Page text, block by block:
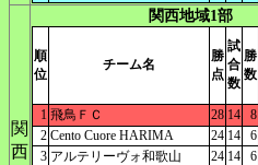
関
西
関西地域1部
順
位
チーム名
勝
点
試
合
数
勝
数
1 飛鳥ＦＣ 28 14 8
2 Cento Cuore HARIMA 24 14 6
3 アルテリーヴォ和歌山 24 14 6